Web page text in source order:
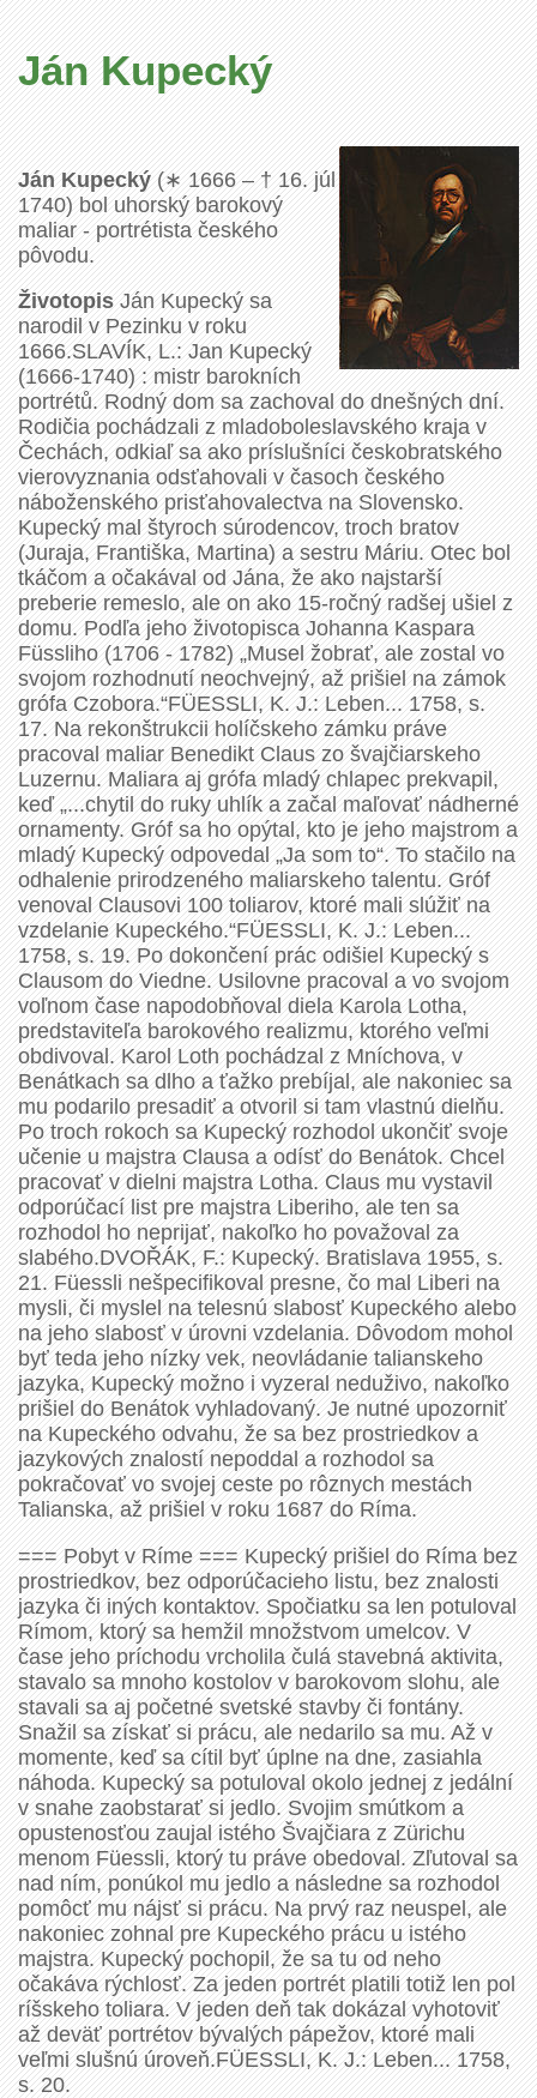
Ján Kupecký
Ján Kupecký(∗ 1666 – † 16. júl
1740) bol uhorský barokový
maliar - portrétista českého
pôvodu.
ŽivotopisJán Kupecký sa
narodil v Pezinku v roku
1666.SLAVÍK, L.: Jan Kupecký
(1666-1740) : mistr barokních
portrétů. Rodný dom sa zachoval do dnešných dní.
Rodičia pochádzali z mladoboleslavského kraja v
Čechách, odkiaľ sa ako príslušníci českobratského
vierovyznania odsťahovali v časoch českého
náboženského prisťahovalectva na Slovensko.
Kupecký mal štyroch súrodencov, troch bratov
(Juraja, Františka, Martina) a sestru Máriu. Otec bol
tkáčom a očakával od Jána, že ako najstarší
preberie remeslo, ale on ako 15-ročný radšej ušiel z
domu. Podľa jeho životopisca Johanna Kaspara
Füssliho (1706 - 1782) „Musel žobrať, ale zostal vo
svojom rozhodnutí neochvejný, až prišiel na zámok
grófa Czobora.“FÜESSLI, K. J.: Leben... 1758, s.
17. Na rekonštrukcii holíčskeho zámku práve
pracoval maliar Benedikt Claus zo švajčiarskeho
Luzernu. Maliara aj grófa mladý chlapec prekvapil,
keď „...chytil do ruky uhlík a začal maľovať nádherné
ornamenty. Gróf sa ho opýtal, kto je jeho majstrom a
mladý Kupecký odpovedal „Ja som to“. To stačilo na
odhalenie prirodzeného maliarskeho talentu. Gróf
venoval Clausovi 100 toliarov, ktoré mali slúžiť na
vzdelanie Kupeckého.“FÜESSLI, K. J.: Leben...
1758, s. 19. Po dokončení prác odišiel Kupecký s
Clausom do Viedne. Usilovne pracoval a vo svojom
voľnom čase napodobňoval diela Karola Lotha,
predstaviteľa barokového realizmu, ktorého veľmi
obdivoval. Karol Loth pochádzal z Mníchova, v
Benátkach sa dlho a ťažko prebíjal, ale nakoniec sa
mu podarilo presadiť a otvoril si tam vlastnú dielňu.
Po troch rokoch sa Kupecký rozhodol ukončiť svoje
učenie u majstra Clausa a odísť do Benátok. Chcel
pracovať v dielni majstra Lotha. Claus mu vystavil
odporúčací list pre majstra Liberiho, ale ten sa
rozhodol ho neprijať, nakoľko ho považoval za
slabého.DVOŘÁK, F.: Kupecký. Bratislava 1955, s.
21. Füessli nešpecifikoval presne, čo mal Liberi na
mysli, či myslel na telesnú slabosť Kupeckého alebo
na jeho slabosť v úrovni vzdelania. Dôvodom mohol
byť teda jeho nízky vek, neovládanie talianskeho
jazyka, Kupecký možno i vyzeral neduživo, nakoľko
prišiel do Benátok vyhladovaný. Je nutné upozorniť
na Kupeckého odvahu, že sa bez prostriedkov a
jazykových znalostí nepoddal a rozhodol sa
pokračovať vo svojej ceste po rôznych mestách
Talianska, až prišiel v roku 1687 do Ríma.
=== Pobyt v Ríme === Kupecký prišiel do Ríma bez
prostriedkov, bez odporúčacieho listu, bez znalosti
jazyka či iných kontaktov. Spočiatku sa len potuloval
Rímom, ktorý sa hemžil množstvom umelcov. V
čase jeho príchodu vrcholila čulá stavebná aktivita,
stavalo sa mnoho kostolov v barokovom slohu, ale
stavali sa aj početné svetské stavby či fontány.
Snažil sa získať si prácu, ale nedarilo sa mu. Až v
momente, keď sa cítil byť úplne na dne, zasiahla
náhoda. Kupecký sa potuloval okolo jednej z jedální
v snahe zaobstarať si jedlo. Svojim smútkom a
opustenosťou zaujal istého Švajčiara z Zürichu
menom Füessli, ktorý tu práve obedoval. Zľutoval sa
nad ním, ponúkol mu jedlo a následne sa rozhodol
pomôcť mu nájsť si prácu. Na prvý raz neuspel, ale
nakoniec zohnal pre Kupeckého prácu u istého
majstra. Kupecký pochopil, že sa tu od neho
očakáva rýchlosť. Za jeden portrét platili totiž len pol
ríšskeho toliara. V jeden deň tak dokázal vyhotoviť
až deväť portrétov bývalých pápežov, ktoré mali
veľmi slušnú úroveň.FÜESSLI, K. J.: Leben... 1758,
s. 20.